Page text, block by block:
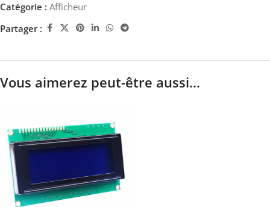
Catégorie : Afficheur
Partager :
Vous aimerez peut-être aussi…